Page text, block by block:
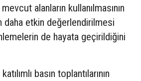
alanların kullanılmasının
daha etkin değerlendirilmesi
de hayata geçirildiğini
basın toplantılarının